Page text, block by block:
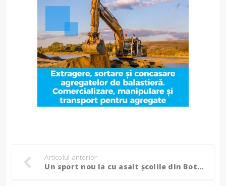
Articolul anterior
Un sport nou ia cu asalt școlile din Botoșani! - FOTO